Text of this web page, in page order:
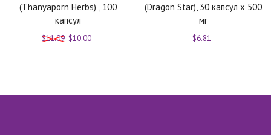
(Thanyaporn Herbs) , 100
капсул
$11.09 $10.00
(Dragon Star), 30 капсул x 500
мг
$6.81